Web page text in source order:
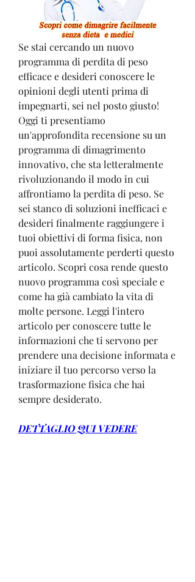
Se stai cercando un nuovo
programma di perdita di peso
efficace e desideri conoscere le
opinioni degli utenti prima di
impegnarti, sei nel posto giusto!
Oggi ti presentiamo
un'approfondita recensione su un
programma di dimagrimento
innovativo, che sta letteralmente
rivoluzionando il modo in cui
affrontiamo la perdita di peso. Se
sei stanco di soluzioni inefficaci e
desideri finalmente raggiungere i
tuoi obiettivi di forma fisica, non
puoi assolutamente perderti questo
articolo. Scopri cosa rende questo
nuovo programma così speciale e
come ha già cambiato la vita di
molte persone. Leggi l'intero
articolo per conoscere tutte le
informazioni che ti servono per
prendere una decisione informata e
iniziare il tuo percorso verso la
trasformazione fisica che hai
sempre desiderato.
DETTAGLIO QUI VEDERE